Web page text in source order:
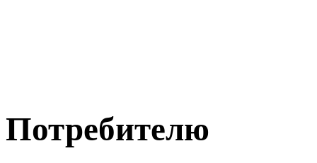
Потребителю